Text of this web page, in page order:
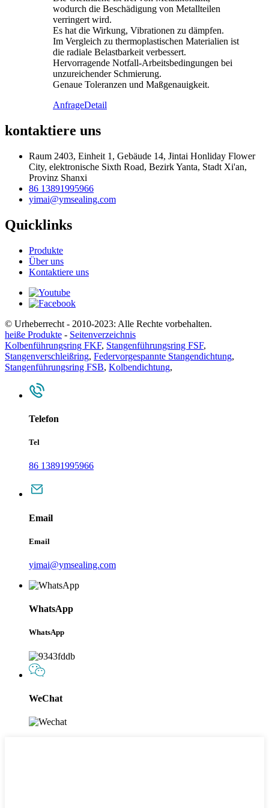
wodurch die Beschädigung von Metallteilen
verringert wird.
Es hat die Wirkung, Vibrationen zu dämpfen.
Im Vergleich zu thermoplastischen Materialien ist
die radiale Belastbarkeit verbessert.
Hervorragende Notfall-Arbeitsbedingungen bei
unzureichender Schmierung.
Genaue Toleranzen und Maßgenauigkeit.
AnfrageDetail
kontaktiere uns
Raum 2403, Einheit 1, Gebäude 14, Jintai Honliday Flower
City, elektronische Sixth Road, Bezirk Yanta, Stadt Xi'an,
Provinz Shanxi
86 13891995966
yimai@ymsealing.com
Quicklinks
Produkte
Über uns
Kontaktiere uns
© Urheberrecht - 2010-2023: Alle Rechte vorbehalten.
heiße Produkte - Seitenverzeichnis
Kolbenführungsring FKF, Stangenführungsring FSF,
Stangenverschleißring, Federvorgespannte Stangendichtung,
Stangenführungsring FSB, Kolbendichtung,
Telefon
Tel
86 13891995966
Email
Email
yimai@ymsealing.com
WhatsApp
WhatsApp
WeChat